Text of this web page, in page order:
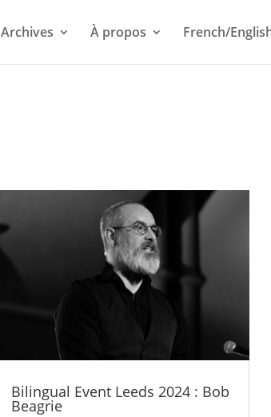
Archives À propos French/
Bilingual Event Leeds 2024 : Bob
Beagrie